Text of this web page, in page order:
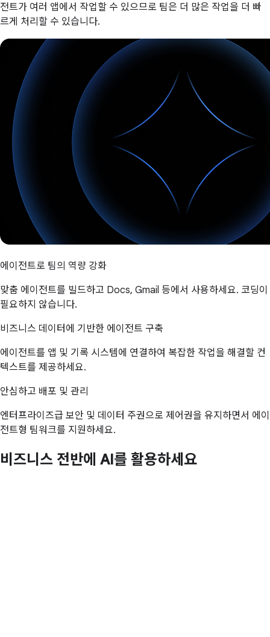
전트가 여러 앱에서 작업할 수 있으므로 팀은 더 많은 작업을 더 빠
르게 처리할 수 있습니다.
에이전트로 팀의 역량 강화
맞춤 에이전트를 빌드하고 Docs, Gmail 등에서 사용하세요. 코딩이
필요하지 않습니다.
비즈니스 데이터에 기반한 에이전트 구축
에이전트를 앱 및 기록 시스템에 연결하여 복잡한 작업을 해결할 컨
텍스트를 제공하세요.
안심하고 배포 및 관리
엔터프라이즈급 보안 및 데이터 주권으로 제어권을 유지하면서 에이
전트형 팀워크를 지원하세요.
비즈니스 전반에 AI를 활용하세요